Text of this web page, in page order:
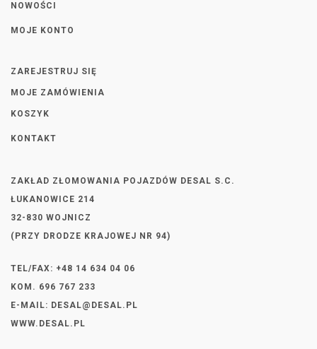
NOWOŚCI
MOJE KONTO
ZAREJESTRUJ SIĘ
MOJE ZAMÓWIENIA
KOSZYK
KONTAKT
ZAKŁAD ZŁOMOWANIA POJAZDÓW DESAL S.C.
ŁUKANOWICE 214
32-830 WOJNICZ
(PRZY DRODZE KRAJOWEJ NR 94)
TEL/FAX: +48 14 634 04 06
KOM. 696 767 233
E-MAIL: DESAL@DESAL.PL
WWW.DESAL.PL